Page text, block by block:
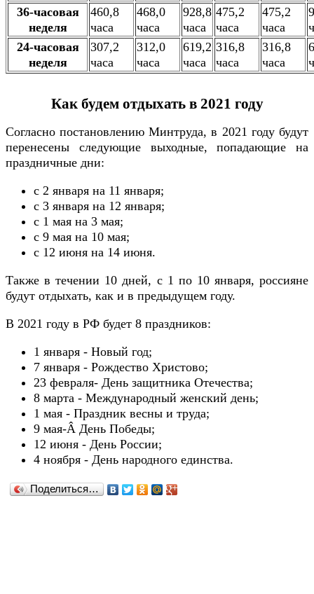
36-часовая
неделя
460,8
часа
468,0
часа
928,8
часа
475,2
часа
475,2
часа
24-часовая
неделя
307,2
часа
312,0
часа
619,2
часа
316,8
часа
316,8
часа
Как будем отдыхать в 2021 году
Согласно постановлению Минтруда, в 2021 году будут
перенесены следующие выходные, попадающие на
праздничные дни:
c 2 января на 11 января;
c 3 января на 12 января;
c 1 мая на 3 мая;
c 9 мая на 10 мая;
c 12 июня на 14 июня.
Также в течении 10 дней, с 1 по 10 января, россияне
будут отдыхать, как и в предыдущем году.
В 2021 году в РФ будет 8 праздников:
1 января - Новый год;
7 января - Рождество Христово;
23 февраля- День защитника Отечества;
8 марта - Международный женский день;
1 мая - Праздник весны и труда;
9 мая-Â День Победы;
12 июня - День России;
4 ноября - День народного единства.
Поделиться…